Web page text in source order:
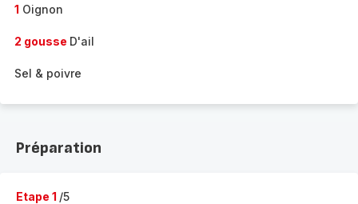
1 Oignon
2 gousse D'ail
Sel & poivre
Préparation
Etape 1 /5